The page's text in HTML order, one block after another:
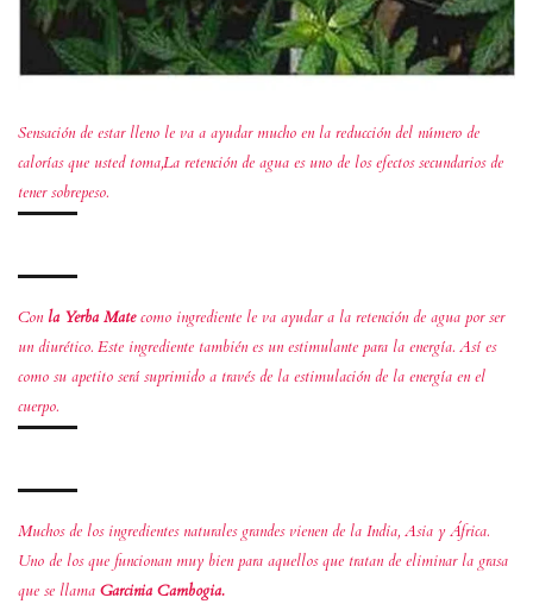
Sensación de estar lleno le va a ayudar mucho en la reducción del número de
calorías que usted toma,La retención de agua es uno de los efectos secundarios de
tener sobrepeso.
Con la Yerba Matecomo ingrediente le va ayudar a la retención de agua por ser
un diurético. Este ingrediente también es un estimulante para la energía. Así es
como su apetito será suprimido a través de la estimulación de la energía en el
cuerpo.
Muchos de los ingredientes naturales grandes vienen de la India, Asia y África.
Uno de los que funcionan muy bien para aquellos que tratan de eliminar la grasa
que se llama Garcinia Cambogia.